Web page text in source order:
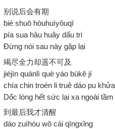
别说后会有期
bié shuō hòuhuìyǒuqī
pía sua hâu huây dẩu tri
Đừng nói sau này gặp lại
竭尽全力却遥不可及
jiéjìn quánlì què yáo bùkě jí
chía chin troén li truê dáo pu
Dốc lòng hết sức lại xa ngoài
到最后我才清醒
dào zuìhòu wǒ cái qīngxǐng